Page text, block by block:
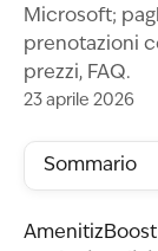
Microsoft;
prenotazioni
prezzi, FAQ.
23 aprile 2026
Sommario